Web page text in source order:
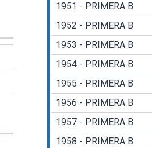
1951 - PRIMERA B
1952 - PRIMERA B
1953 - PRIMERA B
1954 - PRIMERA B
1955 - PRIMERA B
1956 - PRIMERA B
1957 - PRIMERA B
1958 - PRIMERA B